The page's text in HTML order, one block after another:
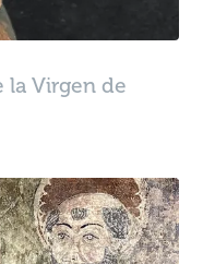
la Virgen de